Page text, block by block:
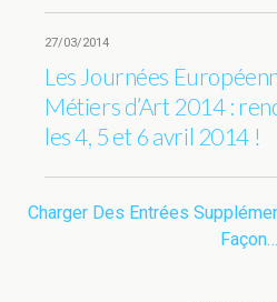
27/03/2014
Les Journées
Métiers d’Art 2014 :
les 4, 5 et 6 avril 2014 !
Charger Des Entrées
Façon…